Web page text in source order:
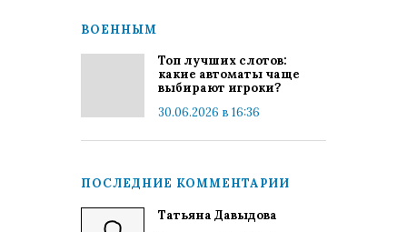
ВОЕННЫМ
Топ лучших слотов:
какие автоматы чаще
выбирают игроки?
30.06.2026 в 16:36
ПОСЛЕДНИЕ КОММЕНТАРИИ
Татьяна Давыдова